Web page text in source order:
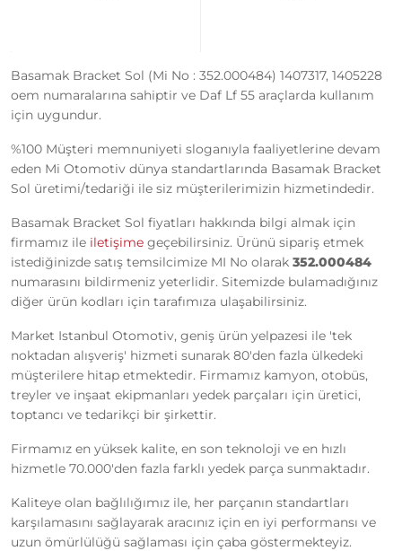
Basamak Bracket Sol (Mi No : 352.000484) 1407317, 1405228
oem numaralarına sahiptir ve Daf Lf 55 araçlarda kullanım
için uygundur.
%100 Müşteri memnuniyeti sloganıyla faaliyetlerine devam
eden Mi Otomotiv dünya standartlarında Basamak Bracket
Sol üretimi/tedariği ile siz müşterilerimizin hizmetindedir.
Basamak Bracket Sol fiyatları hakkında bilgi almak için
firmamız ile iletişime geçebilirsiniz. Ürünü sipariş etmek
istediğinizde satış temsilcimize MI No olarak 352.000484
numarasını bildirmeniz yeterlidir. Sitemizde bulamadığınız
diğer ürün kodları için tarafımıza ulaşabilirsiniz.
Market Istanbul Otomotiv, geniş ürün yelpazesi ile 'tek
noktadan alışveriş' hizmeti sunarak 80'den fazla ülkedeki
müşterilere hitap etmektedir. Firmamız kamyon, otobüs,
treyler ve inşaat ekipmanları yedek parçaları için üretici,
toptancı ve tedarikçi bir şirkettir.
Firmamız en yüksek kalite, en son teknoloji ve en hızlı
hizmetle 70.000'den fazla farklı yedek parça sunmaktadır.
Kaliteye olan bağlılığımız ile, her parçanın standartları
karşılamasını sağlayarak aracınız için en iyi performansı ve
uzun ömürlülüğü sağlaması için çaba göstermekteyiz.